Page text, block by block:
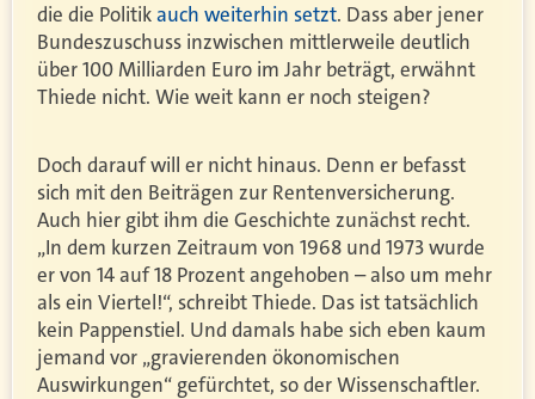
die die Politikauch weiterhin setzt. Dass aber jener
Bundeszuschuss inzwischen mittlerweile deutlich
über 100 Milliarden Euro im Jahr beträgt, erwähnt
Thiede nicht. Wie weit kann er noch steigen?
Doch darauf will er nicht hinaus. Denn er befasst
sich mit den Beiträgen zur Rentenversicherung.
Auch hier gibt ihm die Geschichte zunächst recht.
„In dem kurzen Zeitraum von 1968 und 1973 wurde
er von 14 auf 18 Prozent angehoben – also um mehr
als ein Viertel!“, schreibt Thiede. Das ist tatsächlich
kein Pappenstiel. Und damals habe sich eben kaum
jemand vor „gravierenden ökonomischen
Auswirkungen“ gefürchtet, so der Wissenschaftler.